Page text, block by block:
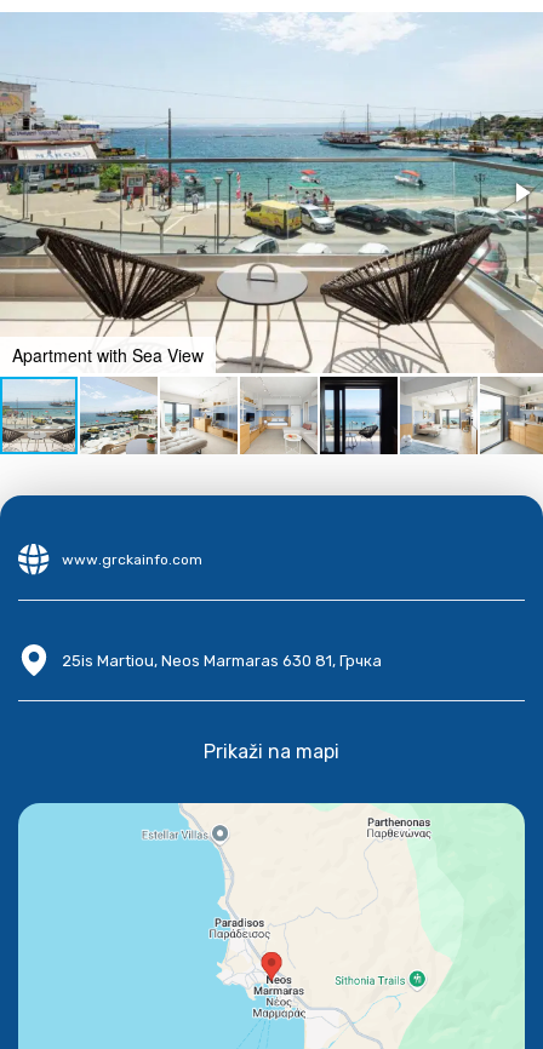
Apartment with Sea View
www.grckainfo.com
25is Martiou, Neos Marmaras 630 81, Грчка
Prikaži na mapi